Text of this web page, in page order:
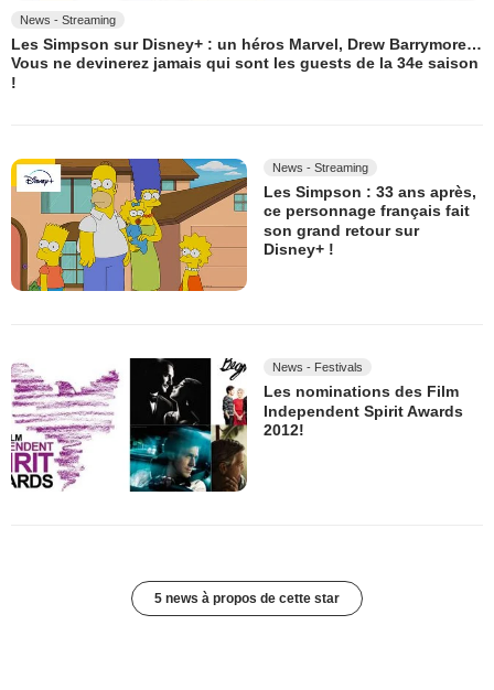
News - Streaming
Les Simpson sur Disney+ : un héros Marvel, Drew Barrymore…
Vous ne devinerez jamais qui sont les guests de la 34e saison
!
News - Streaming
Les Simpson : 33 ans après,
ce personnage français fait
son grand retour sur
Disney+ !
News - Festivals
Les nominations des Film
Independent Spirit Awards
2012!
5 news à propos de cette star